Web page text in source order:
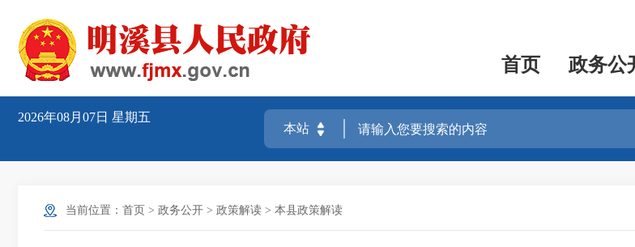
首页 政务公
2026年08月07日 星期五
当前位置： 首页 > 政务公开 > 政策解读 > 本县政策解读